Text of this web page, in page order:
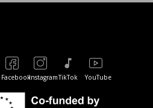
FacebookInstagramTikTok YouTube